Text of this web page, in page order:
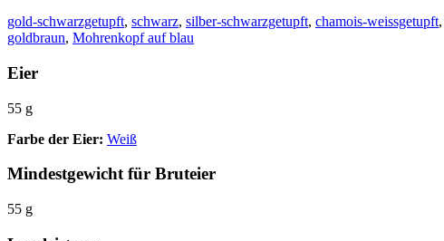
gold-schwarzgetupft, schwarz, silber-schwarzgetupft, chamois-weissgetupft,
goldbraun, Mohrenkopf auf blau
Eier
55 g
Farbe der Eier: Weiß
Mindestgewicht für Bruteier
55 g